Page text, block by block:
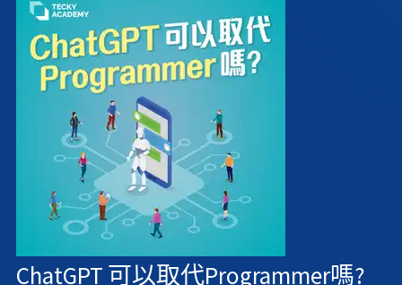
ChatGPT 可以取代Programmer嗎?